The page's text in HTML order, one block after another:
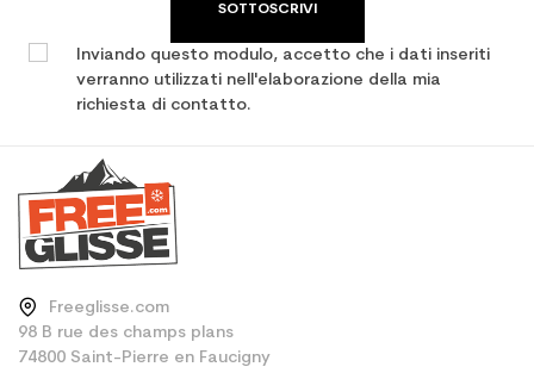
SOTTOSCRIVI
Inviando questo modulo, accetto che i dati inseriti
verranno utilizzati nell'elaborazione della mia
richiesta di contatto.
Freeglisse.com
98 B rue des champs plans
74800 Saint-Pierre en Faucigny